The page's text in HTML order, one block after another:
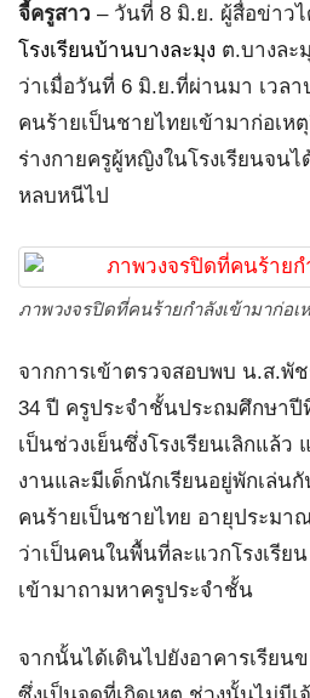
จี้ครูสาว – วันที่ 8 มิ.ย. ผู้สื่อข่าวไ
โรงเรียนบ้านบางละมุง ต.บางละ
ว่าเมื่อวันที่ 6 มิ.ย.ที่ผ่านมา เวล
คนร้ายเป็นชายไทยเข้ามาก่อเห
ร่างกายครูผู้หญิงในโรงเรียนจน
หลบหนีไป
ภาพวงจรปิดที่คนร้ายกำลังเข้ามาก่อเ
จากการเข้าตรวจสอบพบ น.ส.พั
34 ปี ครูประจำชั้นประถมศึกษาปี
เป็นช่วงเย็นซึ่งโรงเรียนเลิกแล้ว
งานและมีเด็กนักเรียนอยู่พักเล่น
คนร้ายเป็นชายไทย อายุประมา
ว่าเป็นคนในพื้นที่ละแวกโรงเรีย
เข้ามาถามหาครูประจำชั้น
จากนั้นได้เดินไปยังอาคารเรียน